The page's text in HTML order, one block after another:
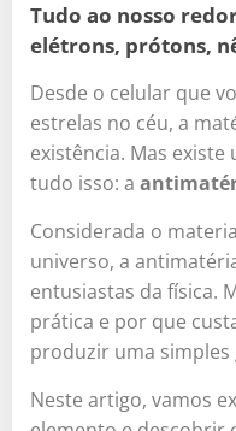
Tudo ao nosso
elétrons, prótons,
Desde o celular que
estrelas no céu, a
existência. Mas existe
tudo isso: a
Considerada o
universo, a
entusiastas da física.
prática e por que
produzir uma simples
Neste artigo, vamos